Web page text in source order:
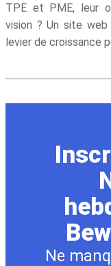
TPE et PME, leur
vision ? Un site
levier de croissance
Ne